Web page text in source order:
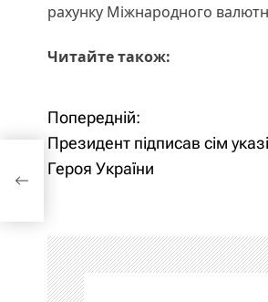
рахунку Міжнародного
Читайте також:
Н
а
і
г
Попередній:
Президент підписав сім
Героя України